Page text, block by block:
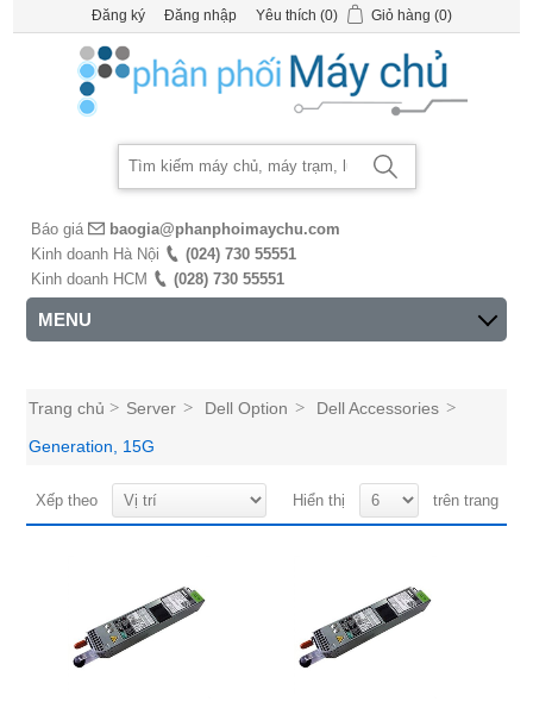
Đăng ký Đăng nhập Yêu thích (0) Giỏ hàng (0)
Báo giá
baogia@phanphoimaychu.com
Kinh doanh Hà Nội
(024) 730 55551
Kinh doanh HCM
(028) 730 55551
MENU
Trang chủ > Server > Dell Option > Dell Accessories >
Generation, 15G
Xếp theo Hiển thị trên trang